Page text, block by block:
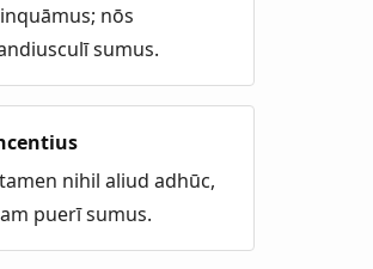
nōs
sumus.
nihil aliud adhūc,
puerī sumus.